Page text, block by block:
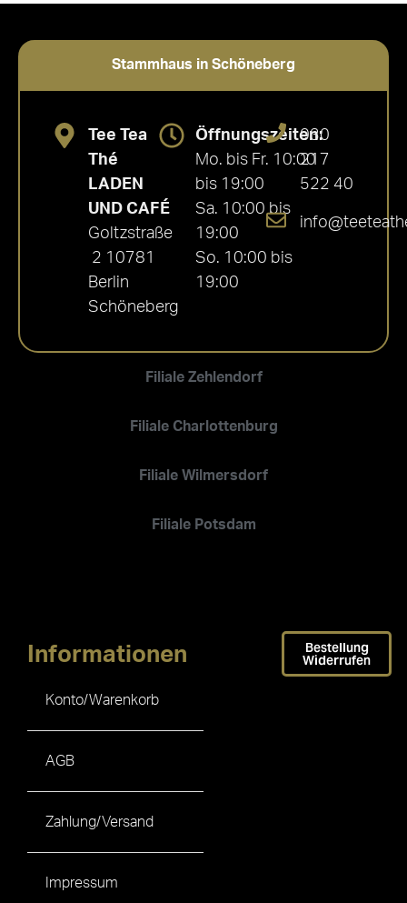
5.00
Stammhaus in Schöneberg
Filiale Zehlendorf
Filiale Charlottenburg
Filiale Wilmersdorf
Filiale Potsdam
Tee Tea
Thé
LADEN
UND CAFÉ
Goltzstraße
2 10781
Berlin
Schöneberg
Öffnungszeiten:
Mo. bis Fr. 10:00
bis 19:00
Sa. 10:00 bis
19:00
So. 10:00 bis
19:00
030
217
522 40
Informationen
Konto/Warenkorb
AGB
Zahlung/Versand
Impressum
Bestellung
Widerrufen